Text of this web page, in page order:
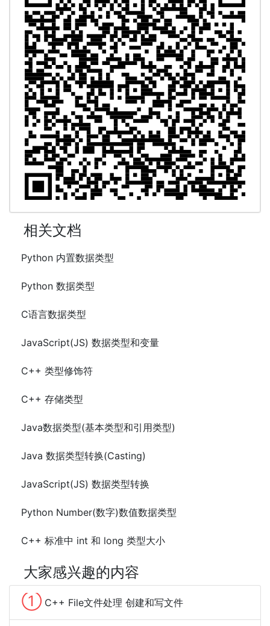
相关文档
Python 内置数据类型
Python 数据类型
C语言数据类型
JavaScript(JS) 数据类型和变量
C++ 类型修饰符
C++ 存储类型
Java数据类型(基本类型和引用类型)
Java 数据类型转换(Casting)
JavaScript(JS) 数据类型转换
Python Number(数字)数值数据类型
C++ 标准中 int 和 long 类型大小
大家感兴趣的内容
① C++ File文件处理 创建和写文件